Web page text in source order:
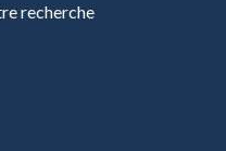
recherche